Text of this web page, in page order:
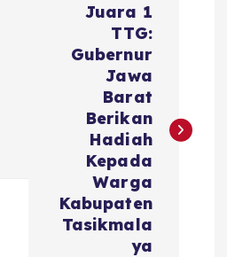
Juara 1
TTG:
Gubernur
Jawa
Barat
Berikan
Hadiah
Kepada
Warga
Kabupaten
Tasikmala
ya